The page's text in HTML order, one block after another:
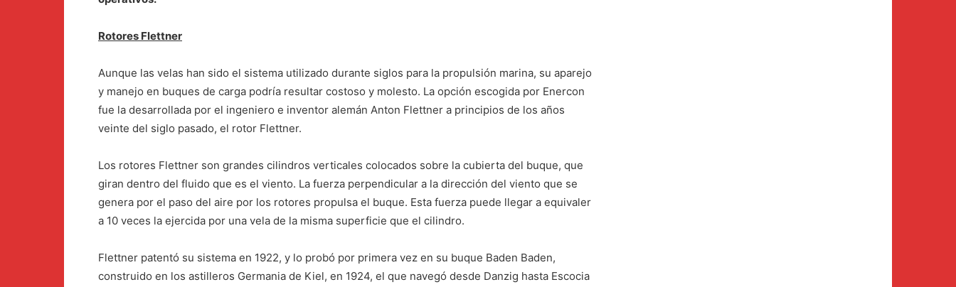
Rotores Flettner
Aunque las velas han sido el sistema utilizado durante siglos para la propulsión marina, su aparejo
y manejo en buques de carga podría resultar costoso y molesto. La opción escogida por Enercon
fue la desarrollada por el ingeniero e inventor alemán Anton Flettner a principios de los años
veinte del siglo pasado, el rotor Flettner.
Los rotores Flettner son grandes cilindros verticales colocados sobre la cubierta del buque, que
giran dentro del fluido que es el viento. La fuerza perpendicular a la dirección del viento que se
genera por el paso del aire por los rotores propulsa el buque. Esta fuerza puede llegar a equivaler
a 10 veces la ejercida por una vela de la misma superficie que el cilindro.
Flettner patentó su sistema en 1922, y lo probó por primera vez en su buque Baden Baden,
construido en los astilleros Germania de Kiel, en 1924, el que navegó desde Danzig hasta Escocia